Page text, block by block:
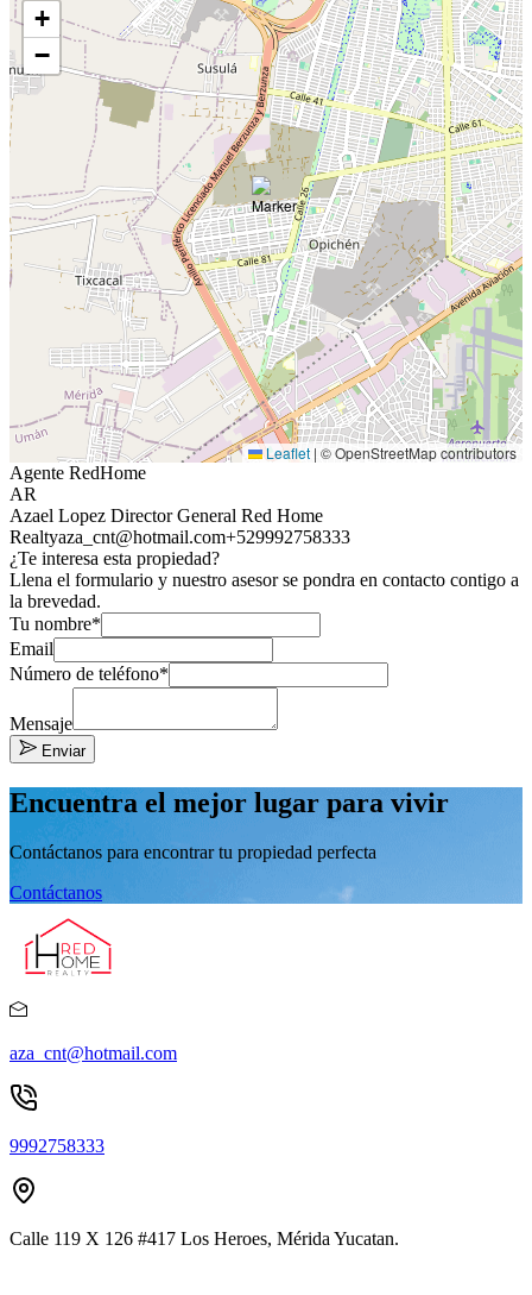
+
−
Leaflet | © OpenStreetMap contributors
Agente RedHome
AR
Azael Lopez Director General Red Home
Realtyaza_cnt@hotmail.com+529992758333
¿Te interesa esta propiedad?
Llena el formulario y nuestro asesor se pondra en contacto contigo a
la brevedad.
Tu nombre*
Email
Número de teléfono*
Mensaje
Enviar
Encuentra el mejor lugar para vivir
Contáctanos para encontrar tu propiedad perfecta
Contáctanos
aza_cnt@hotmail.com
9992758333
Calle 119 X 126 #417 Los Heroes, Mérida Yucatan.